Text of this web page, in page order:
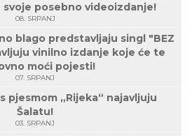
svoje posebno videoizdanje!
08. SRPANJ
blago predstavljaju singl "BEZ
vinilno izdanje koje će te
moći pojesti!
07. SRPANJ
pjesmom „Rijeka“ najavljuju
Šalatu!
03. SRPANJ